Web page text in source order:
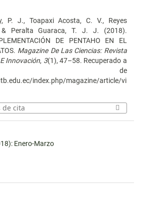
P. J., Toapaxi Acosta, C. V., Reyes
Peralta Guaraca, T. J. J. (2018).
DE PENTAHO EN EL
Magazine De Las Ciencias: Revista
Innovación, 3(1), 47–58. Recuperado a
de
index.php/magazine/article/vi
de cita
Enero-Marzo